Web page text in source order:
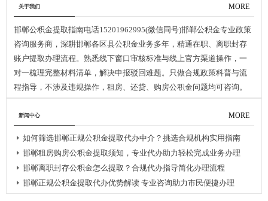
MORE
关于我们
邯郸公积金提取指南电话15201962995(微信同号)邯郸公积金专业政策
咨询服务商，深耕邯郸各区县公积金业务多年，精通在职、离职封存
账户提取办理流程。熟悉线下窗口审核标准与线上官方渠道操作，一
对一梳理完整材料清单，解决申报驳回难题。只做合规政策科普与流
程指导，不涉及违规操作，租房、还贷、购房公积金问题均可咨询。
MORE
新闻中心
如何筛选邯郸正规公积金提取代办中介？挑选合规机构实用指南
邯郸租房购房公积金提取须知，专业代办助力轻松完成业务办理
邯郸离职封存公积金怎么提取？合规代办指导简化办理流程
邯郸正规公积金提取代办优势解读 专业咨询助力市民便捷办理